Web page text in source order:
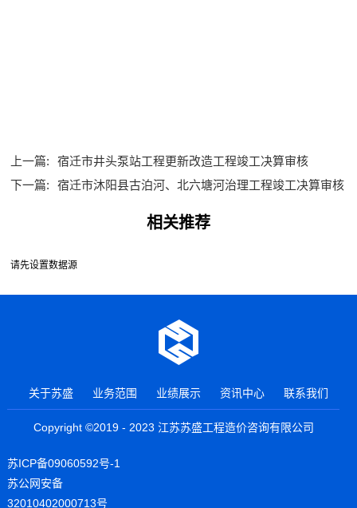
上一篇:
宿迁市井头泵站工程更新改造工程竣工决算审核
下一篇:
宿迁市沐阳县古泊河、北六塘河治理工程竣工决算审核
相关推荐
请先设置数据源
关于苏盛 业务范围 业绩展示 资讯中心 联系我们
Copyright ©2019 - 2023 江苏苏盛工程造价咨询有限公司
苏ICP备09060592号-1
苏公网安备
32010402000713号